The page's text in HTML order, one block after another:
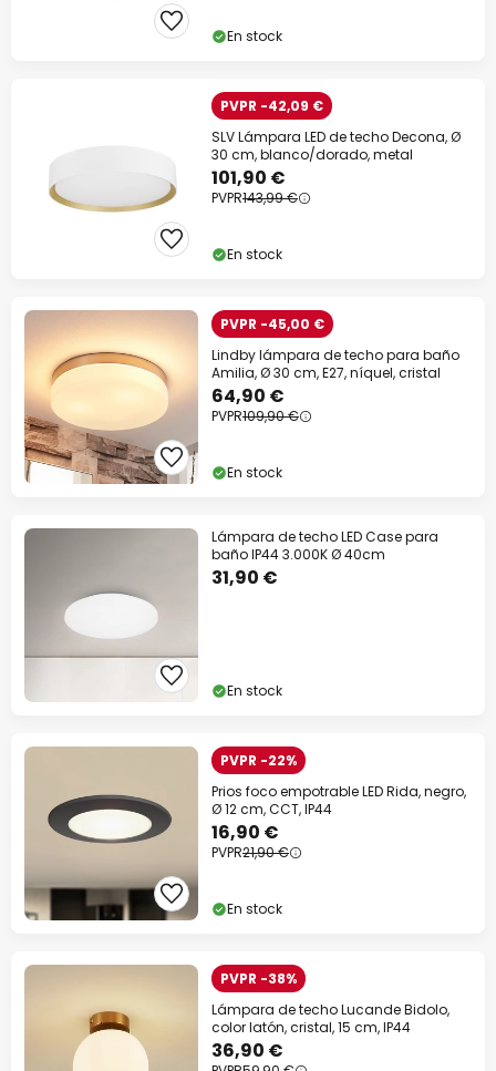
En stock
PVPR -42,09 €
SLV Lámpara LED de techo Decona, Ø
30 cm, blanco/dorado, metal
101,90 €
PVPR143,99 €
En stock
PVPR -45,00 €
Lindby lámpara de techo para baño
Amilia, Ø 30 cm, E27, níquel, cristal
64,90 €
PVPR109,90 €
En stock
Lámpara de techo LED Case para
baño IP44 3.000K Ø 40cm
31,90 €
En stock
PVPR -22%
Prios foco empotrable LED Rida, negro,
Ø 12 cm, CCT, IP44
16,90 €
PVPR21,90 €
En stock
PVPR -38%
Lámpara de techo Lucande Bidolo,
color latón, cristal, 15 cm, IP44
36,90 €